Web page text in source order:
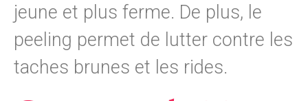
jeune et plus ferme. De plus, le
peeling permet de lutter contre les
taches brunes et les rides.